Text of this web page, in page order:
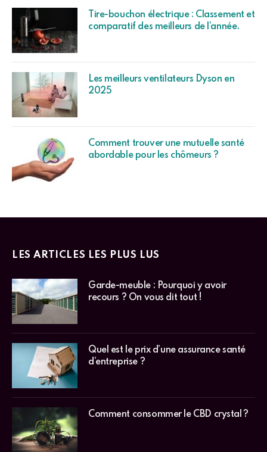
Tire-bouchon électrique : Classement et
comparatif des meilleurs de l’année.
Les meilleurs ventilateurs Dyson en
2025
Comment trouver une mutuelle santé
abordable pour les chômeurs ?
LES ARTICLES LES PLUS LUS
Garde-meuble : Pourquoi y avoir
recours ? On vous dit tout !
Quel est le prix d’une assurance santé
d’entreprise ?
Comment consommer le CBD crystal ?